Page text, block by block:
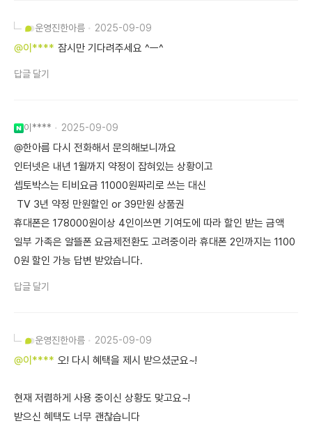
운영진한아름 2025-09-09
@이**** 잠시만 기다려주세요 ^ㅡ^
답글 달기
이**** 2025-09-09
@한아름 다시 전화해서 문의해보니까요
인터넷은 내년 1월까지 약정이 잡혀있는 상황이고
셉토박스는 티비요금 11000원짜리로 쓰는 대신
TV 3년 약정 만원할인 or 39만원 상품권
휴대폰은 178000원이상 4인이쓰면 기여도에 따라 할인 받는 금액
일부 가족은 알뜰폰 요금제전환도 고려중이라 휴대폰 2인까지는 1100
0원 할인 가능 답변 받았습니다.
답글 달기
운영진한아름 2025-09-09
@이**** 오! 다시 혜택을 제시 받으셨군요~!
현재 저렴하게 사용 중이신 상황도 맞고요~!
받으신 혜택도 너무 괜찮습니다